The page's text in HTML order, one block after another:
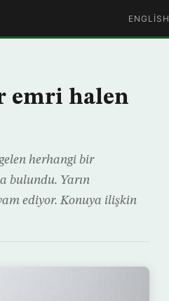
ENGLISH
emri halen
herhangi bir
bulundu. Yarın
ediyor. Konuya ilişkin